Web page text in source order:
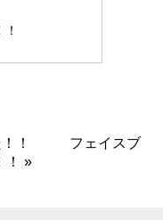
！
フェイスブ
»